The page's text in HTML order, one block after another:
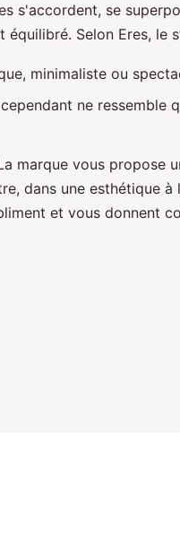
s'accordent, se
équilibré. Selon Eres, le
minimaliste ou
ne ressemble
marque vous propose
dans une esthétique
et vous donnent